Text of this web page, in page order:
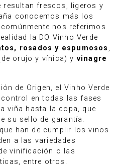
resultan frescos, ligeros y
conocemos más los
nos referimos
la DO Vinho Verde
rosados y espumosos ,
orujo y vínica) y vinagre
de Origen, el Vinho Verde
en todas las fases
viña hasta la copa, que
su sello de garantía.
han de cumplir los vinos
a las variedades
vinificación o las
entre otros.